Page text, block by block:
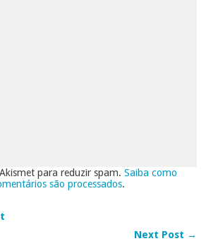
para reduzir spam. Saiba como
são processados.
Next Post →